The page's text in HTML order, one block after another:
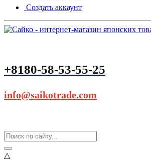
Создать аккаунт
+8180-58-53-55-25
info@saikotrade.com
△